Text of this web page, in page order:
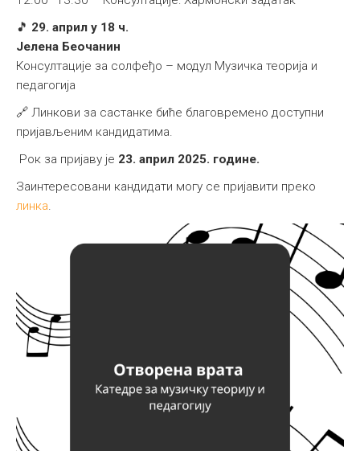
🎵 29. април у 18 ч.
Јелена Беочанин
Консултације за солфеђо – модул Музичка теорија и
педагогија
🔗 Линкови за састанке биће благовремено доступни
пријављеним кандидатима.
Рок за пријаву је 23. април 2025. године.
Заинтересовани кандидати могу се пријавити преко
линка.